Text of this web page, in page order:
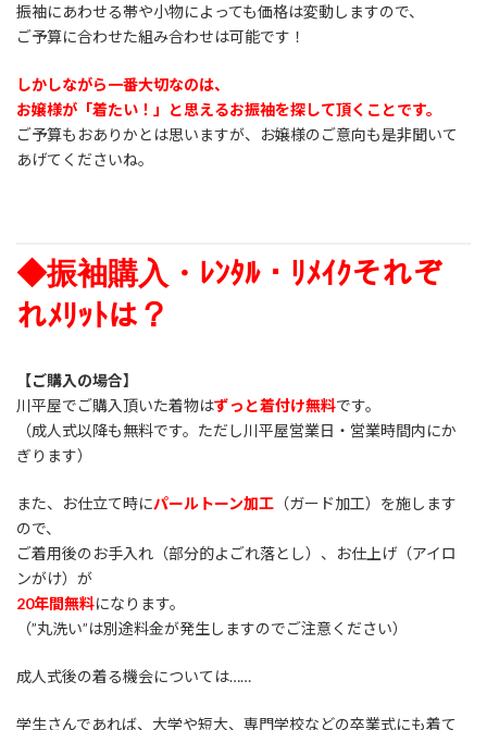
振袖にあわせる帯や小物によっても価格は変動しますので、
ご予算に合わせた組み合わせは可能です！
しかしながら一番大切なのは、
お嬢様が「着たい！」と思えるお振袖を探して頂くことです。
ご予算もおありかとは思いますが、お嬢様のご意向も是非聞いて
あげてくださいね。
◆振袖購入・ﾚﾝﾀﾙ・ﾘﾒｲｸそれぞ
れﾒﾘｯﾄは？
【ご購入の場合】
川平屋でご購入頂いた着物はずっと着付け無料です。
（成人式以降も無料です。ただし川平屋営業日・営業時間内にか
ぎります）
また、お仕立て時にパールトーン加工 （ガード加工）を施します
ので、
ご着用後のお手入れ（部分的よごれ落とし）、お仕上げ（アイロ
ンがけ）が
20年間無料になります。
（”丸洗い”は別途料金が発生しますのでご注意ください）
成人式後の着る機会については……
学生さんであれば、大学や短大、専門学校などの卒業式にも着て